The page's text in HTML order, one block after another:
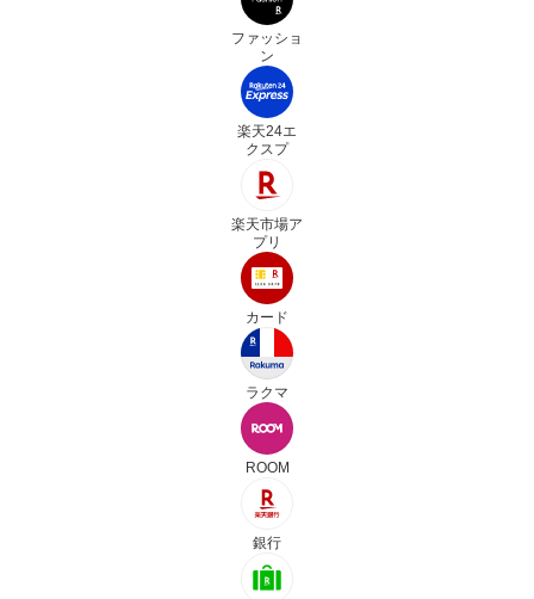
ファッショ
ン
楽天24エ
クスプ
楽天市場ア
プリ
カード
ラクマ
ROOM
銀行